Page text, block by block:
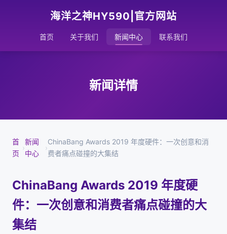
海洋之神HY590|官方网站
首页 关于我们 新闻中心 联系我们
新闻详情
首
页
›
新闻
中心
›
ChinaBang Awards 2019 年度硬件：一次创意和消
费者痛点碰撞的大集结
ChinaBang Awards 2019 年度硬
件：一次创意和消费者痛点碰撞的大
集结